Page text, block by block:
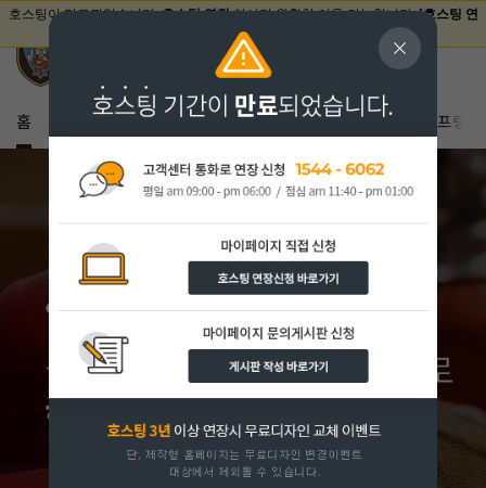
홈 오시는 길 소화기 감지기 유도등 스프링